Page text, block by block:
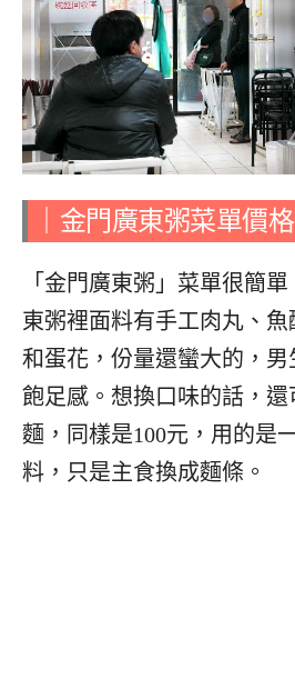
｜金門廣東粥菜單價格
「金門廣東粥」菜單很簡
東粥裡面料有手工肉丸、
和蛋花，份量還蠻大的，
飽足感。想換口味的話，
麵，同樣是100元，用的是
料，只是主食換成麵條。